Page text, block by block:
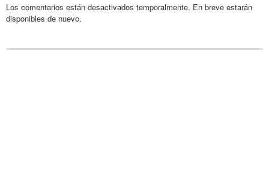
Los comentarios están desactivados temporalmente. En breve estarán
disponibles de nuevo.